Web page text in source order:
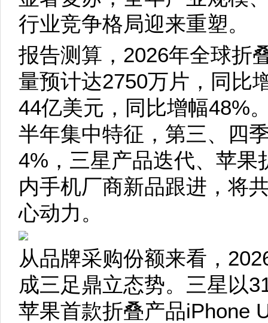
行业竞争格局迎来重塑。
报告测算，2026年全球折
量预计达2750万片，同比
44亿美元，同比增幅48%
半年集中特征，第三、四
4%，三星产品迭代、苹果
内手机厂商新品跟进，将
心动力。
从品牌采购份额来看，
成三足鼎立态势。三星以
苹果首款折叠产品iPhone